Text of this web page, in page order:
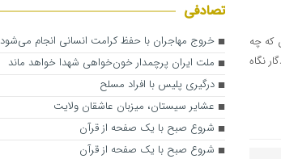
که چه
نگاه
تصادفی
خروج مهاجران با حفظ کرامت انسانی انجام می‌شود
ملت ایران پرچمدار خون‌خواهی شهدا خواهد ماند
درگیری پلیس با افراد مسلح
عشایر سیستان، میزبان عاشقان ولایت
شروع صبح با یک صفحه از قرآن
شروع صبح با یک صفحه از قرآن